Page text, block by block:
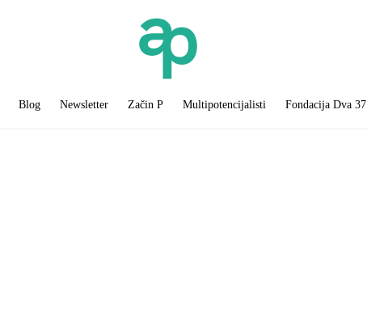
Blog Newsletter Začin P Multipotencijalisti Fondacija Dva 37